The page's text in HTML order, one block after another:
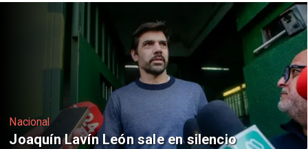
Nacional
Chile y Venezuela formalizan reinicio